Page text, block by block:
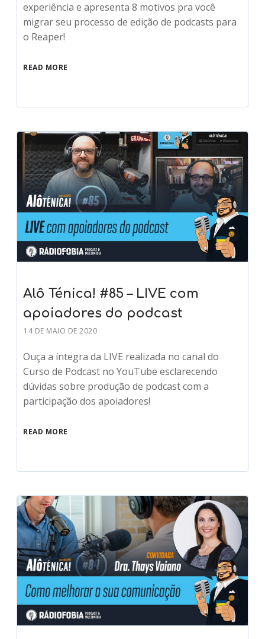
experiência e apresenta 8 motivos pra você
migrar seu processo de edição de podcasts para
o Reaper!
READ MORE
Alô Ténica! #85 – LIVE com
apoiadores do podcast
14 DE MAIO DE 2020
Ouça a íntegra da LIVE realizada no canal do
Curso de Podcast no YouTube esclarecendo
dúvidas sobre produção de podcast com a
participação dos apoiadores!
READ MORE